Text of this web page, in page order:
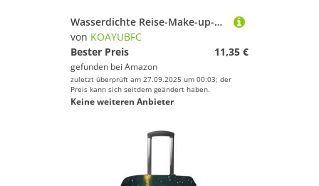
Wasserdichte Reise-Make-up-Tasche, Organizer, PU-Leder, Venedig, Wasserstadt, Kosmetiktasche, kleiner Kulturbeutel, niedlich, tragbare Reißverschlusstasche für Damen und Herren, Reisezubehör
von KOAYUBFC
Bester Preis
11,35 €
gefunden bei Amazon
zuletzt überprüft am 27.09.2025 um 00:03; der
Preis kann sich seitdem geändert haben.
Keine weiteren Anbieter